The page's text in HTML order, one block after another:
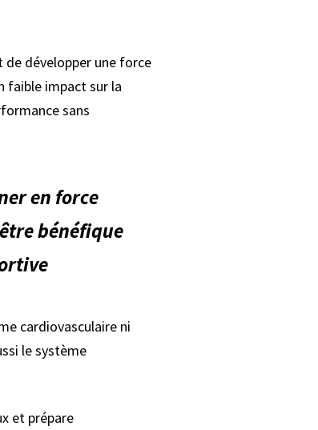
développer une force
faible impact sur la
sans
en force
bénéfique
cardiovasculaire ni
le système
et prépare